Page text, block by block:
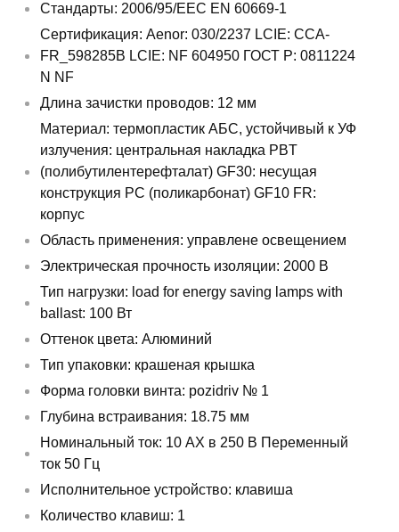
Стандарты: 2006/95/EEC EN 60669-1
Сертификация: Aenor: 030/2237 LCIE: CCA-
FR_598285B LCIE: NF 604950 ГОСТ Р: 0811224
N NF
Длина зачистки проводов: 12 мм
Материал: термопластик АБС, устойчивый к УФ
излучения: центральная накладка PBT
(полибутилентерефталат) GF30: несущая
конструкция PC (поликарбонат) GF10 FR:
корпус
Область применения: управлене освещением
Электрическая прочность изоляции: 2000 В
Тип нагрузки: load for energy saving lamps with
ballast: 100 Вт
Оттенок цвета: Алюминий
Тип упаковки: крашеная крышка
Форма головки винта: pozidriv № 1
Глубина встраивания: 18.75 мм
Номинальный ток: 10 AX в 250 В Переменный
ток 50 Гц
Исполнительное устройство: клавиша
Количество клавиш: 1